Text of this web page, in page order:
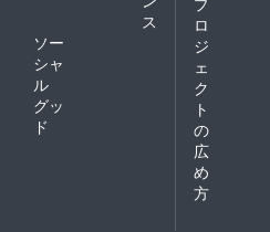
ス
ソー
シャ
ル
グッ
ド
ロ
ジ
ェ
ク
ト
の
広
め
方